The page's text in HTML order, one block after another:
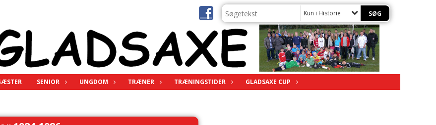
Kun i Historie
SENIOR UNGDOM TRÆNER TRÆNINGSTIDER GLADSAXE CUP